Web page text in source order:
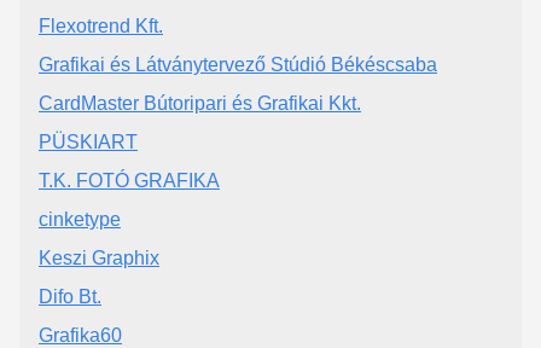
Flexotrend Kft.
Grafikai és Látványtervező Stúdió Békéscsaba
CardMaster Bútoripari és Grafikai Kkt.
PÜSKIART
T.K. FOTÓ GRAFIKA
cinketype
Keszi Graphix
Difo Bt.
Grafika60